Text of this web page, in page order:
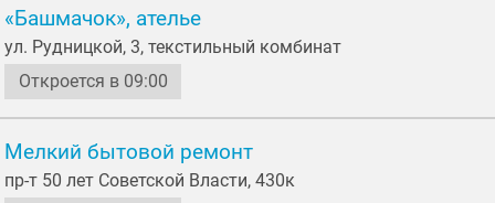
«Башмачок», ателье
ул. Рудницкой, 3, текстильный комбинат
Откроется в 09:00
Мелкий бытовой ремонт
пр-т 50 лет Советской Власти, 430к